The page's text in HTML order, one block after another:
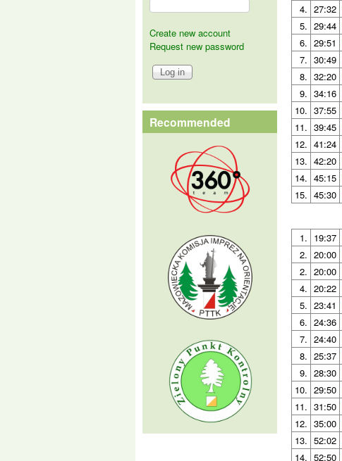
4. 27:32
5. 29:44
6. 29:51
7. 30:49
8. 32:20
9. 34:16
10. 37:55
11. 39:45
12. 41:24
13. 42:20
14. 45:15
15. 45:30
1. 19:37
2. 20:00
2. 20:00
4. 20:22
5. 23:41
6. 24:36
7. 24:40
8. 25:37
9. 28:30
10. 29:50
11. 31:50
12. 35:00
13. 52:02
14. 52:50
Create new account
Request new password
Recommended